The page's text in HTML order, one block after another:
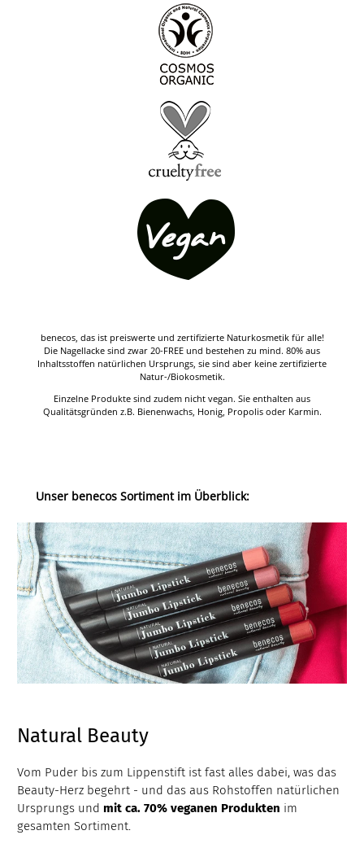
benecos, das ist preiswerte und zertifizierte Naturkosmetik für alle!
Die Nagellacke sind zwar 20-FREE und bestehen zu mind. 80% aus
Inhaltsstoffen natürlichen Ursprungs, sie sind aber keine zertifizierte
Natur-/Biokosmetik.
Einzelne Produkte sind zudem nicht vegan. Sie enthalten aus
Qualitätsgründen z.B. Bienenwachs, Honig, Propolis oder Karmin.
Unser benecos Sortiment im Überblick:
Natural Beauty
Vom Puder bis zum Lippenstift ist fast alles dabei, was das
Beauty-Herz begehrt - und das aus Rohstoffen natürlichen
Ursprungs und mit ca. 70% veganen Produkten im
gesamten Sortiment.